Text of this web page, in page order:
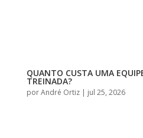
QUANTO CUSTA UMA
TREINADA?
porAndré Ortiz| jul 25, 2026